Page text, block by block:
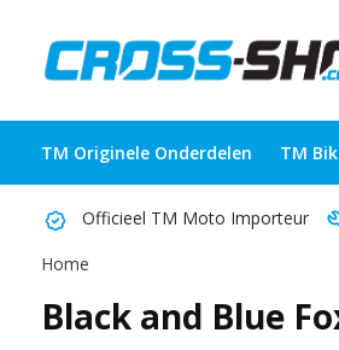
TM Originele Onderdelen TM
Officieel TM Moto Importeur
Home
Black and Blue